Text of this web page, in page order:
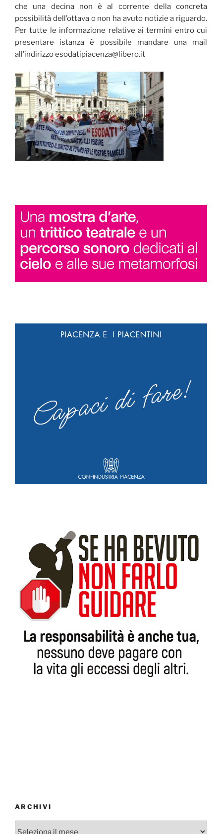
che una decina non è al corrente della concreta
possibilità dell’ottava o non ha avuto notizie a riguardo.
Per tutte le informazione relative ai termini entro cui
presentare istanza è possibile mandare una mail
all’indirizzo esodatipiacenza@libero.it
ARCHIVI